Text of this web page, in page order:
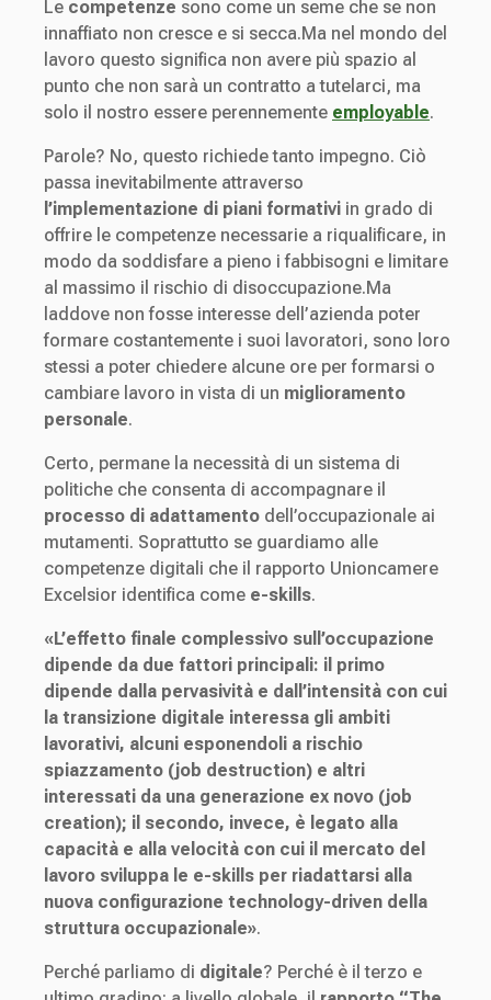
Le competenze sono come un seme che se non
innaffiato non cresce e si secca.Ma nel mondo del
lavoro questo significa non avere più spazio al
punto che non sarà un contratto a tutelarci, ma
solo il nostro essere perennemente employable.
Parole? No, questo richiede tanto impegno. Ciò
passa inevitabilmente attraverso
l’implementazione di piani formativi in grado di
offrire le competenze necessarie a riqualificare, in
modo da soddisfare a pieno i fabbisogni e limitare
al massimo il rischio di disoccupazione.Ma
laddove non fosse interesse dell’azienda poter
formare costantemente i suoi lavoratori, sono loro
stessi a poter chiedere alcune ore per formarsi o
cambiare lavoro in vista di un miglioramento
personale.
Certo, permane la necessità di un sistema di
politiche che consenta di accompagnare il
processo di adattamento dell’occupazionale ai
mutamenti. Soprattutto se guardiamo alle
competenze digitali che il rapporto Unioncamere
Excelsior identifica come e-skills.
«L’effetto finale complessivo sull’occupazione
dipende da due fattori principali: il primo
dipende dalla pervasività e dall’intensità con cui
la transizione digitale interessa gli ambiti
lavorativi, alcuni esponendoli a rischio
spiazzamento (job destruction) e altri
interessati da una generazione ex novo (job
creation); il secondo, invece, è legato alla
capacità e alla velocità con cui il mercato del
lavoro sviluppa le e-skills per riadattarsi alla
nuova configurazione technology-driven della
struttura occupazionale».
Perché parliamo di digitale? Perché è il terzo e